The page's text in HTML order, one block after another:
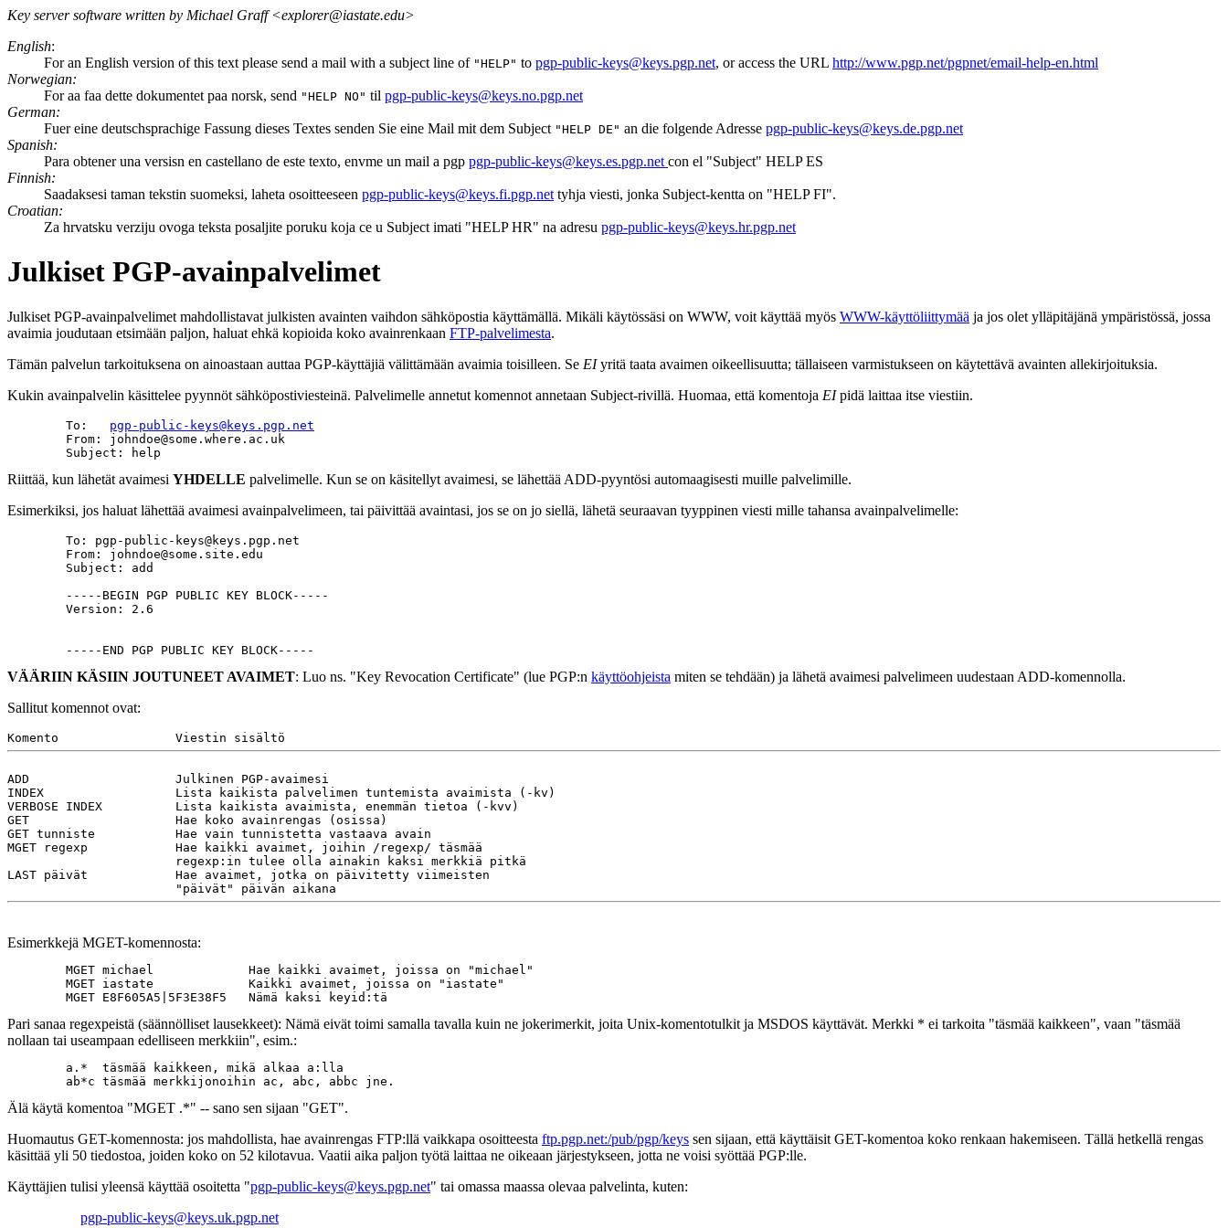
Key server software written by Michael Graff <explorer@iastate.edu>
English:
For an English version of this text please send a mail with a subject line of "HELP" to pgp-public-keys@keys.pgp.net, or access the URL http://www.pgp.net/pgpnet/email-help-en.html
Norwegian:
For aa faa dette dokumentet paa norsk, send "HELP NO" til pgp-public-keys@keys.no.pgp.net
German:
Fuer eine deutschsprachige Fassung dieses Textes senden Sie eine Mail mit dem Subject "HELP DE" an die folgende Adresse pgp-public-keys@keys.de.pgp.net
Spanish:
Para obtener una versisn en castellano de este texto, envme un mail a pgp pgp-public-keys@keys.es.pgp.net con el "Subject" HELP ES
Finnish:
Saadaksesi taman tekstin suomeksi, laheta osoitteeseen pgp-public-keys@keys.fi.pgp.net tyhja viesti, jonka Subject-kentta on "HELP FI".
Croatian:
Za hrvatsku verziju ovoga teksta posaljite poruku koja ce u Subject imati "HELP HR" na adresu pgp-public-keys@keys.hr.pgp.net
Julkiset PGP-avainpalvelimet
Julkiset PGP-avainpalvelimet mahdollistavat julkisten avainten vaihdon sähköpostia käyttämällä. Mikäli käytössäsi on WWW, voit käyttää myös WWW-käyttöliittymää ja jos olet ylläpitäjänä ympäristössä, jossa
avaimia joudutaan etsimään paljon, haluat ehkä kopioida koko avainrenkaan FTP-palvelimesta.
Tämän palvelun tarkoituksena on ainoastaan auttaa PGP-käyttäjiä välittämään avaimia toisilleen. Se EIyritä taata avaimen oikeellisuutta; tällaiseen varmistukseen on käytettävä avainten allekirjoituksia.
Kukin avainpalvelin käsittelee pyynnöt sähköpostiviesteinä. Palvelimelle annetut komennot annetaan Subject-rivillä. Huomaa, että komentoja EIpidä laittaa itse viestiin.
        To:
pgp-public-keys@keys.pgp.net
        From: johndoe@some.where.ac.uk
Riittää, kun lähetät avaimesi YHDELLE palvelimelle. Kun se on käsitellyt avaimesi, se lähettää ADD-pyyntösi automaagisesti muille palvelimille.
Esimerkiksi, jos haluat lähettää avaimesi avainpalvelimeen, tai päivittää avaintasi, jos se on jo siellä, lähetä seuraavan tyyppinen viesti mille tahansa avainpalvelimelle:
VÄÄRIIN KÄSIIN JOUTUNEET AVAIMET: Luo ns. "Key Revocation Certificate" (lue PGP:n käyttöohjeista miten se tehdään) ja lähetä avaimesi palvelimeen uudestaan ADD-komennolla.
Sallitut komennot ovat:
ADD                    Julkinen PGP-avaimesi
INDEX                  Lista kaikista palvelimen tuntemista avaimista (-kv)
VERBOSE INDEX          Lista kaikista avaimista, enemmän tietoa (-kvv)
GET                    Hae koko avainrengas (osissa)
GET tunniste           Hae vain tunnistetta vastaava avain
MGET regexp            Hae kaikki avaimet, joihin /regexp/ täsmää
                       regexp:in tulee olla ainakin kaksi merkkiä pitkä
LAST päivät            Hae avaimet, jotka on päivitetty viimeisten
Esimerkkejä MGET-komennosta:
        MGET michael             Hae kaikki avaimet, joissa on "michael"
        MGET iastate             Kaikki avaimet, joissa on "iastate"
Pari sanaa regexpeistä (säännölliset lausekkeet): Nämä eivät toimi samalla tavalla kuin ne jokerimerkit, joita Unix-komentotulkit ja MSDOS käyttävät. Merkki * ei tarkoita "täsmää kaikkeen", vaan "täsmää
nollaan tai useampaan edelliseen merkkiin", esim.:
        a.*  täsmää kaikkeen, mikä alkaa a:lla
Älä käytä komentoa "MGET .*" -- sano sen sijaan "GET".
Huomautus GET-komennosta: jos mahdollista, hae avainrengas FTP:llä vaikkapa osoitteesta ftp.pgp.net:/pub/pgp/keys sen sijaan, että käyttäisit GET-komentoa koko renkaan hakemiseen. Tällä hetkellä rengas
käsittää yli 50 tiedostoa, joiden koko on 52 kilotavua. Vaatii aika paljon työtä laittaa ne oikeaan järjestykseen, jotta ne voisi syöttää PGP:lle.
Käyttäjien tulisi yleensä käyttää osoitetta "pgp-public-keys@keys.pgp.net" tai omassa maassa olevaa palvelinta, kuten:
pgp-public-keys@keys.uk.pgp.net